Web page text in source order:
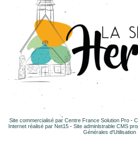
Site commercialisé par Centre France Solution Pro -
Internet réalisé par Net15- Site administrable CMS
Générales d'Utilisation